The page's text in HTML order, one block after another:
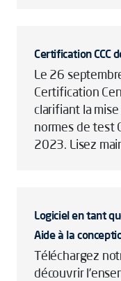
Certification CCC
Le 26
Certification
clarifiant la
normes de test
2023. Lisez
Logiciel en tant
Aide à la
Téléchargez
découvrir